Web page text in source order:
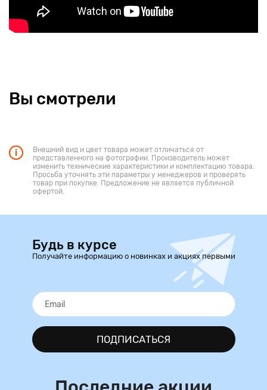
Вы смотрели
Внешний вид и цвет товара может отличаться от
представленного на фотографии. Производитель может
изменить технические характеристики и комплектацию товара.
Просьба уточнять эти параметры у менеджеров и проверять
товар при покупке. Предложение не является публичной
офертой.
Будь в курсе
Получайте информацию о новинках и акциях первыми
ПОДПИСАТЬСЯ